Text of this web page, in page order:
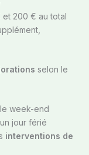
et 200 € au total
selon le
week-end
jour férié
interventions de